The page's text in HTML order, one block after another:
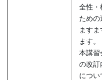
全性・
ための
ます
ます。
本講習
の改訂
につい